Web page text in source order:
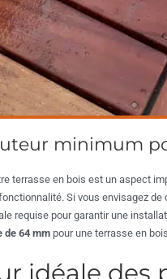
minimum
terrasse en bois est un aspect
Si vous envisagez
requise pour garantir une
de 64 mm pour une terrasse en
idéale des